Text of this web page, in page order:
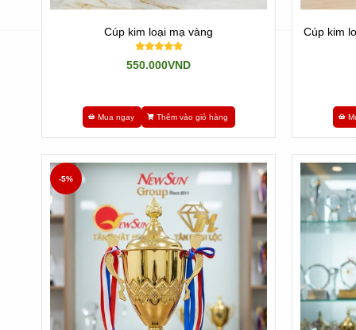
Cúp kim loại mạ vàng
550.000VND
Mua ngay Thêm vào giỏ hàng
Cúp kim
-5%